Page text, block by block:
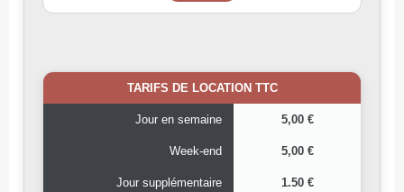
TARIFS DE LOCATION TTC
Jour en semaine 5,00 €
Week-end 5,00 €
Jour supplémentaire 1.50 €